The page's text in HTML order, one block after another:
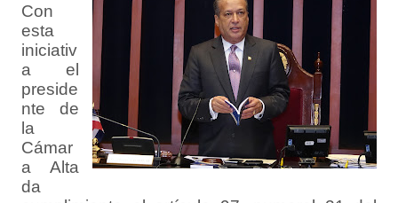
Con
esta
iniciativ
a el
preside
nte de
la
Cámar
a Alta
da